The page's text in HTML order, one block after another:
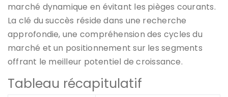
marché dynamique en évitant les pièges courants.
La clé du succès réside dans une recherche
approfondie, une compréhension des cycles du
marché et un positionnement sur les segments
offrant le meilleur potentiel de croissance.
Tableau récapitulatif